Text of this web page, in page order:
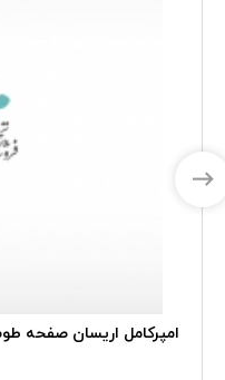
امپرکامل اريسان صفحه